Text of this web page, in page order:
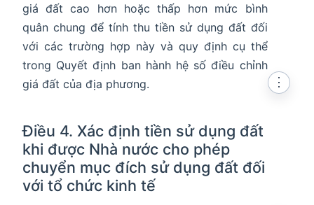
giá đất cao hơn hoặc thấp hơn mức bình
quân chung để tính thu tiền sử dụng đất đối
với các trường hợp này và quy định cụ thể
trong Quyết định ban hành hệ số điều chỉnh
giá đất của địa phương.
Điều 4. Xác định tiền sử dụng đất
khi được Nhà nước cho phép
chuyển mục đích sử dụng đất đối
với tổ chức kinh tế
⋮